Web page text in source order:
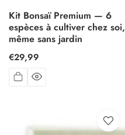
Kit Bonsaï Premium — 6
espèces à cultiver chez soi,
même sans jardin
Prix
habituel
€29,99